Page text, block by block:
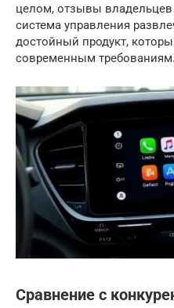
целом, отзывы владельцев
система управления
достойный продукт,
современным требованиям.
Сравнение с